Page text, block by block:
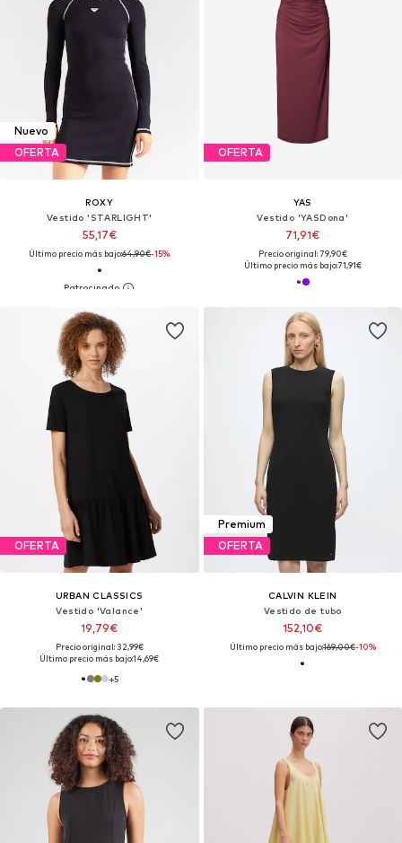
Nuevo
OFERTA
ROXY
Vestido 'STARLIGHT'
55,17€
Último precio más bajo:64,90€-15%
OFERTA
YAS
Vestido 'YASDona'
71,91€
Precio original: 79,90€
Último precio más bajo:71,91€
OFERTA
URBAN CLASSICS
Vestido 'Valance'
19,79€
Precio original: 32,99€
Último precio más bajo:14,69€
+5
Premium
OFERTA
CALVIN KLEIN
Vestido de tubo
152,10€
Último precio más bajo:169,00€-10%